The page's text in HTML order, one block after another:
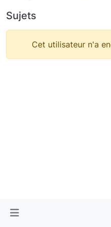
Sujets
Cet utilisateur n'a